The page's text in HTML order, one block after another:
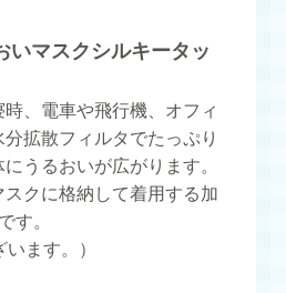
いマスクシルキータッ
、電車や飛行機、オフィ
拡散フィルタでたっぷり
うるおいが広がります。
クに格納して着用する加
す。
ます。）